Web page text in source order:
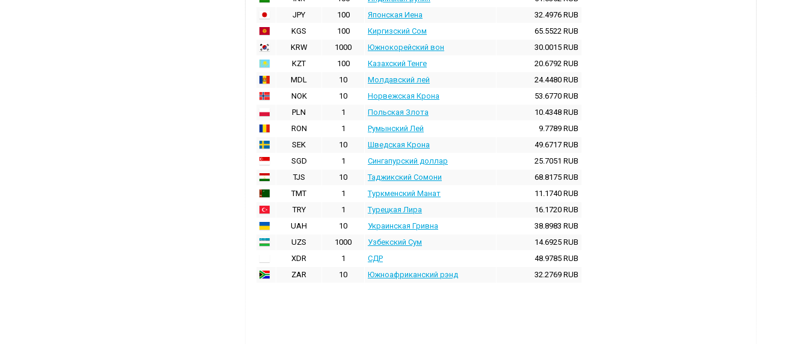
JPY
100 Японская Иена 32.4976 RUB
KGS
100 Киргизский Сом 65.5522 RUB
KRW
1000 Южнокорейский вон 30.0015 RUB
KZT
100 Казахский Тенге 20.6792 RUB
MDL
10 Молдавский лей 24.4480 RUB
NOK
10 Норвежская Крона 53.6770 RUB
PLN
1 Польская Злота 10.4348 RUB
RON
1 Румынский Лей 9.7789 RUB
SEK
10 Шведская Крона 49.6717 RUB
SGD
1 Сингапурский доллар 25.7051 RUB
TJS
10 Таджикский Сомони 68.8175 RUB
TMT
1 Туркменский Манат 11.1740 RUB
TRY
1 Турецкая Лира 16.1720 RUB
UAH
10 Украинская Гривна 38.8983 RUB
UZS
1000 Узбекский Сум 14.6925 RUB
XDR
1 СДР 48.9785 RUB
ZAR
10 Южноафриканский рэнд 32.2769 RUB